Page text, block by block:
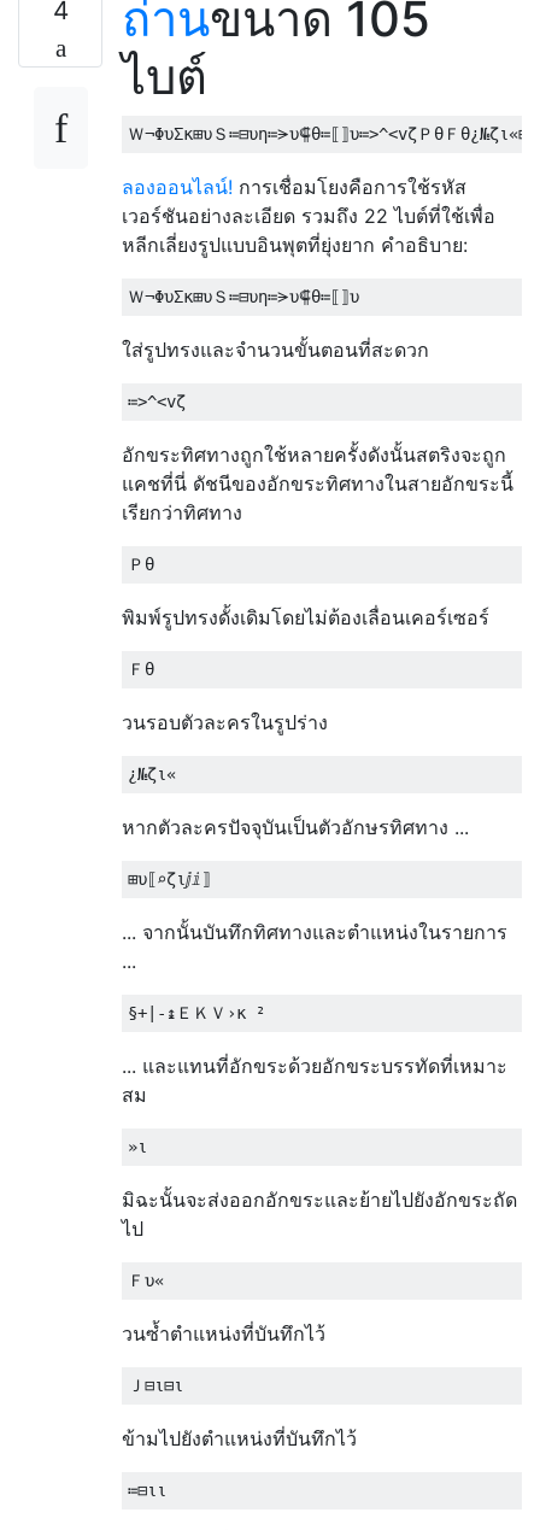
4 ถ่านขนาด 105
ไบต์
ลองออนไลน์! การเชื่อมโยงคือการใช้รหัส
เวอร์ชันอย่างละเอียด รวมถึง 22 ไบต์ที่ใช้เพื่อ
หลีกเลี่ยงรูปแบบอินพุตที่ยุ่งยาก คำอธิบาย:
ใส่รูปทรงและจำนวนขั้นตอนที่สะดวก
อักขระทิศทางถูกใช้หลายครั้งดังนั้นสตริงจะถูก
แคชที่นี่ ดัชนีของอักขระทิศทางในสายอักขระนี้
เรียกว่าทิศทาง
พิมพ์รูปทรงดั้งเดิมโดยไม่ต้องเลื่อนเคอร์เซอร์
วนรอบตัวละครในรูปร่าง
หากตัวละครปัจจุบันเป็นตัวอักษรทิศทาง ...
... จากนั้นบันทึกทิศทางและตำแหน่งในรายการ
...
... และแทนที่อักขระด้วยอักขระบรรทัดที่เหมาะ
สม
มิฉะนั้นจะส่งออกอักขระและย้ายไปยังอักขระถัด
ไป
วนซ้ำตำแหน่งที่บันทึกไว้
ข้ามไปยังตำแหน่งที่บันทึกไว้